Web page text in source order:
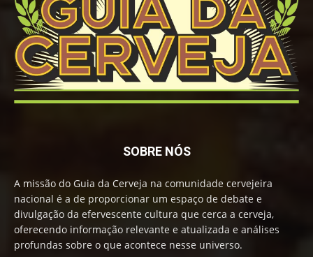
SOBRE NÓS
A missão do Guia da Cerveja na comunidade cervejeira
nacional é a de proporcionar um espaço de debate e
divulgação da efervescente cultura que cerca a cerveja,
oferecendo informação relevante e atualizada e análises
profundas sobre o que acontece nesse universo.